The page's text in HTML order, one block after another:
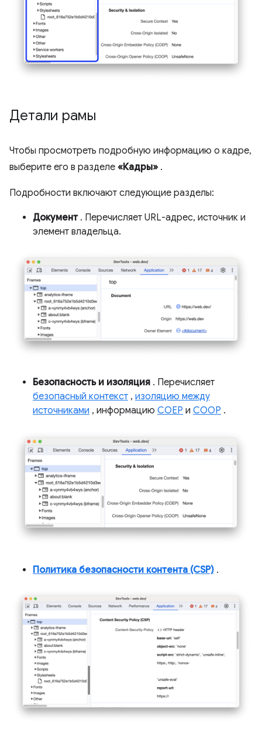
Детали рамы
Чтобы просмотреть подробную информацию о кадре,
выберите его в разделе «Кадры» .
Подробности включают следующие разделы:
Документ. Перечисляет URL-адрес, источник и
элемент владельца.
Безопасность и изоляция . Перечисляет
безопасный контекст , изоляцию между
источниками , информацию COEP и COOP .
Политика безопасности контента (CSP) .